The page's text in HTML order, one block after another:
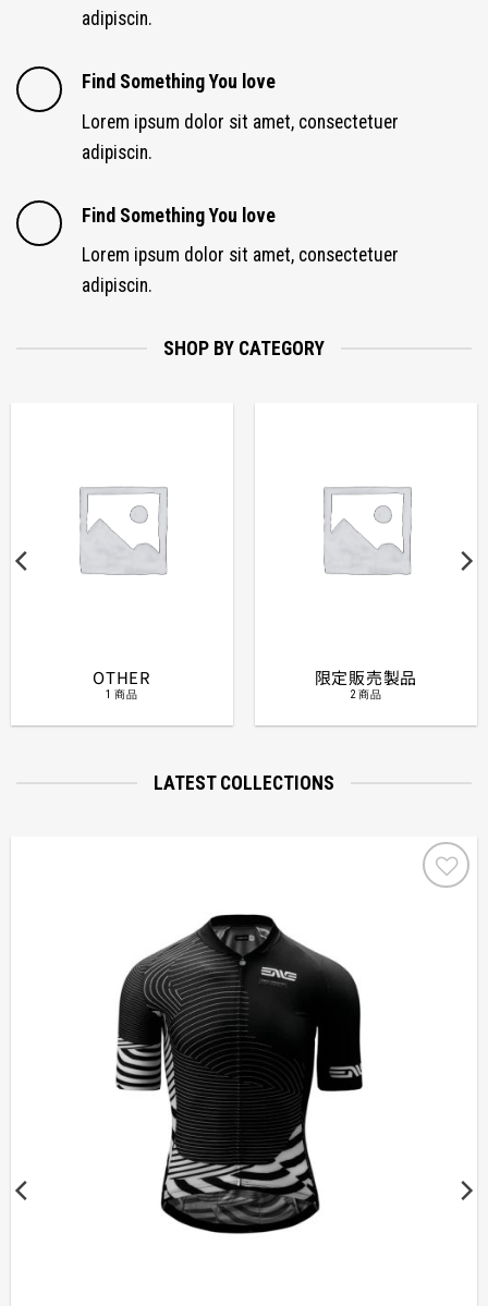
adipiscin.
Find Something You love
Lorem ipsum dolor sit amet, consectetuer
adipiscin.
Find Something You love
Lorem ipsum dolor sit amet, consectetuer
adipiscin.
SHOP BY CATEGORY
OTHER
1 商品
限定販売製品
2 商品
LATEST COLLECTIONS